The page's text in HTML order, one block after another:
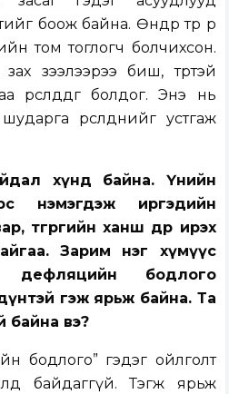
боож байна. Өнөөдөр төр өөрөө
том тоглогч болчихсон.
зээлээрээ биш, төртэй
өрсөлддөг болдог. Энэ нь
өрсөлдөөнийг устгаж
хүнд байна. Үнийн
нэмэгдэж иргэдийн
төгрөгийн ханш өдөр ирэх
Зарим нэг хүмүүс
дефляцийн бодлого
гэж ярьж байна. Та
байна вэ?
бодлого” гэдэг ойлголт
байдаггүй. Тэгж ярьж